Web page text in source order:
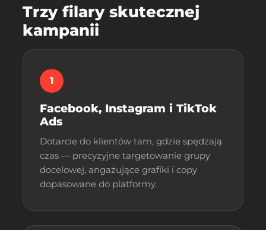
Trzy filary skutecznej
kampanii
1
Facebook, Instagram i TikTok
Ads
Dotarcie do klientów tam, gdzie spędzają
czas — precyzyjne targetowanie grupy
docelowej, angażujące grafiki i copy
dopasowane do platformy.